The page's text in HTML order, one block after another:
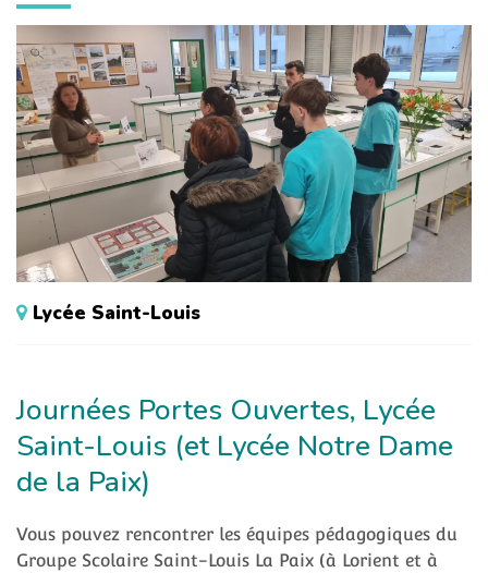
Lycée Saint-Louis
Journées Portes Ouvertes, Lycée
Saint-Louis (et Lycée Notre Dame
de la Paix)
Vous pouvez rencontrer les équipes pédagogiques du
Groupe Scolaire Saint-Louis La Paix (à Lorient et à